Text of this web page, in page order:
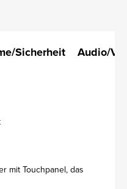
Sicherheit Audio/
mit Touchpanel, das